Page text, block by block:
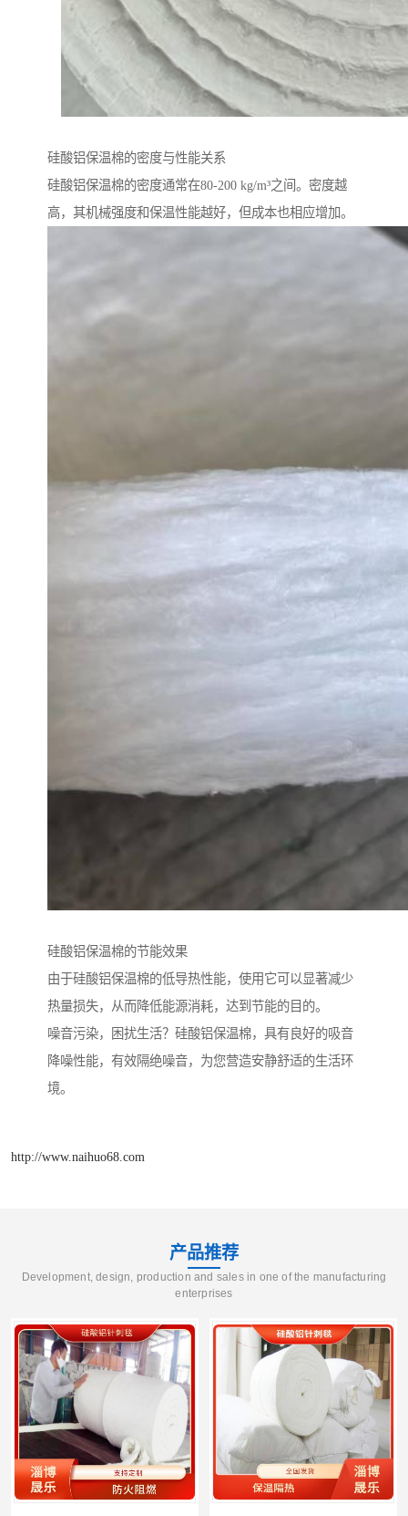
硅酸铝保温棉的密度与性能关系
硅酸铝保温棉的密度通常在80-200 kg/m³之间。密度越
高，其机械强度和保温性能越好，但成本也相应增加。
硅酸铝保温棉的节能效果
由于硅酸铝保温棉的低导热性能，使用它可以显著减少
热量损失，从而降低能源消耗，达到节能的目的。
噪音污染，困扰生活？硅酸铝保温棉，具有良好的吸音
降噪性能，有效隔绝噪音，为您营造安静舒适的生活环
境。
http://www.naihuo68.com
产品推荐
Development, design, production and sales in one of the manufacturing
enterprises